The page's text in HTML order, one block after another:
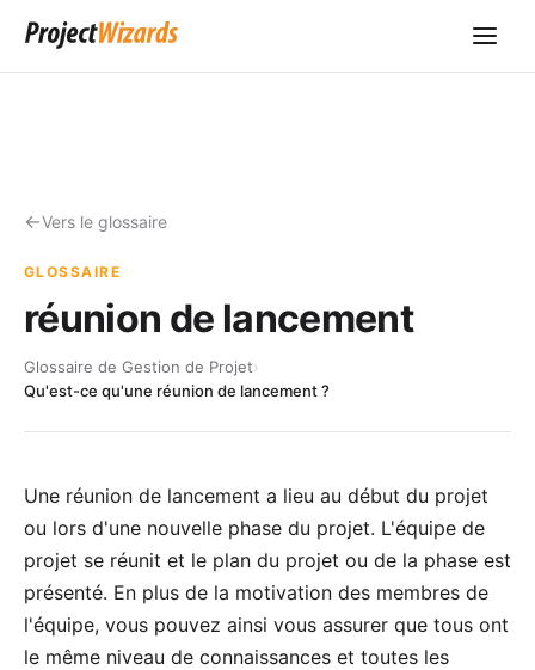
Vers le glossaire
GLOSSAIRE
réunion de lancement
Glossaire de Gestion de Projet›
Qu'est-ce qu'une réunion de lancement ?
Une réunion de lancement a lieu au début du projet
ou lors d'une nouvelle phase du projet. L'équipe de
projet se réunit et le plan du projet ou de la phase est
présenté. En plus de la motivation des membres de
l'équipe, vous pouvez ainsi vous assurer que tous ont
le même niveau de connaissances et toutes les